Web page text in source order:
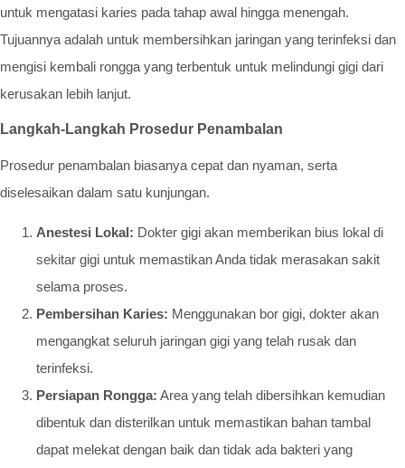
untuk mengatasi karies pada tahap awal hingga menengah.
Tujuannya adalah untuk membersihkan jaringan yang terinfeksi dan
mengisi kembali rongga yang terbentuk untuk melindungi gigi dari
kerusakan lebih lanjut.
Langkah-Langkah Prosedur Penambalan
Prosedur penambalan biasanya cepat dan nyaman, serta
diselesaikan dalam satu kunjungan.
Anestesi Lokal: Dokter gigi akan memberikan bius lokal di
sekitar gigi untuk memastikan Anda tidak merasakan sakit
selama proses.
Pembersihan Karies: Menggunakan bor gigi, dokter akan
mengangkat seluruh jaringan gigi yang telah rusak dan
terinfeksi.
Persiapan Rongga: Area yang telah dibersihkan kemudian
dibentuk dan disterilkan untuk memastikan bahan tambal
dapat melekat dengan baik dan tidak ada bakteri yang